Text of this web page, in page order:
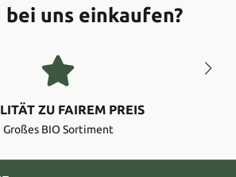
bei uns einkaufen?
ZU FAIREM PREIS
Großes BIO Sortiment